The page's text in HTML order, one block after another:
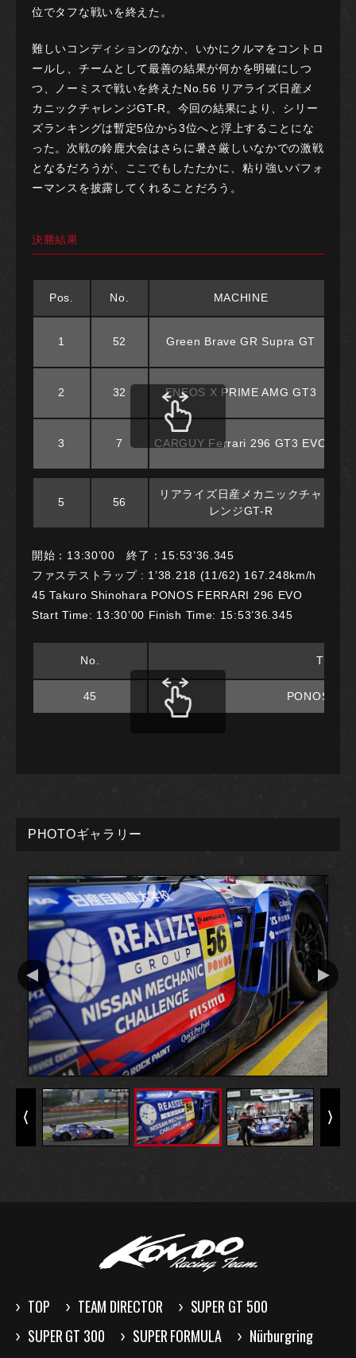
位でタフな戦いを終えた。
難しいコンディションのなか、いかにクルマをコントロ
ールし、チームとして最善の結果が何かを明確にしつ
つ、ノーミスで戦いを終えたNo.56 リアライズ日産メ
カニックチャレンジGT-R。今回の結果により、シリー
ズランキングは暫定5位から3位へと浮上することにな
った。次戦の鈴鹿大会はさらに暑さ厳しいなかでの激戦
となるだろうが、ここでもしたたかに、粘り強いパフォ
ーマンスを披露してくれることだろう。
決勝結果
Pos. No. MACHINE
1 52 Green Brave GR Supra GT
2 32 ENEOS X PRIME AMG GT3
3 7 CARGUY Ferrari 296 GT3 EVO
5 56
リアライズ日産メカニックチャ
レンジGT-R
開始：13:30’00 終了：15:53’36.345
ファステストラップ : 1’38.218 (11/62) 167.248km/h
45 Takuro Shinohara PONOS FERRARI 296 EVO
Start Time: 13:30’00 Finish Time: 15:53’36.345
No. TEAM
45 PONOS
PHOTOギャラリー
TOP TEAM DIRECTOR
SUPER GT 500
SUPER GT 300
SUPER FORMULA
Nürburgring